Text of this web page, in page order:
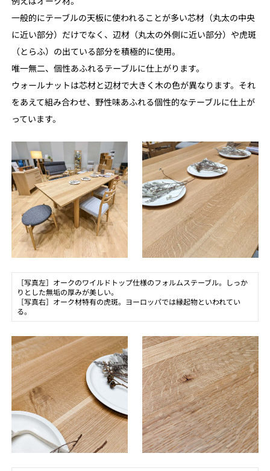
一般的にテーブルの天板に使われることが多い芯材（丸太の中央
に近い部分）だけでなく、辺材（丸太の外側に近い部分）や虎斑
（とらふ）の出ている部分を積極的に使用。
唯一無二、個性あふれるテーブルに仕上がります。
ウォールナットは芯材と辺材で大きく木の色が異なります。それ
をあえて組み合わせ、野性味あふれる個性的なテーブルに仕上が
っています。
［写真左］オークのワイルドトップ仕様のフォルムステーブル。しっか
りとした無垢の厚みが美しい。
［写真右］オーク材特有の虎斑。ヨーロッパでは縁起物といわれてい
る。